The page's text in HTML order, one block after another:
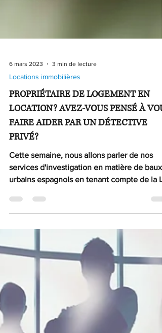
Locations immobilières
PROPRIÉTAIRE DE LOGEMENT EN
LOCATION? AVEZ-VOUS PENSÉ À
FAIRE AIDER PAR UN DÉTECTIVE
PRIVÉ?
Cette semaine, nous allons parler de nos
services d'investigation en matière de baux
urbains espagnols en tenant compte de la